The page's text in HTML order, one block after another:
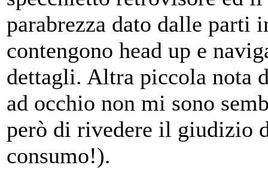
parabrezza dato dalle parti
contengono head up e
dettagli. Altra piccola nota
ad occhio non mi sono
però di rivedere il giudizio
consumo!).